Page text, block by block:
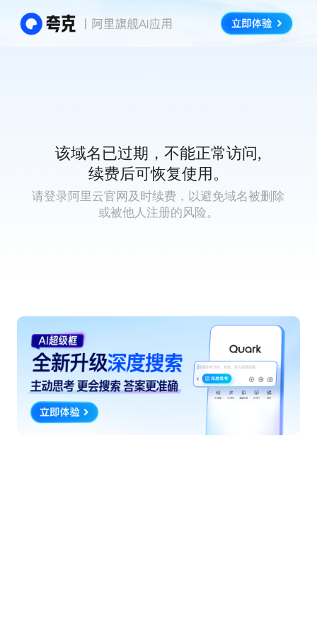
该域名已过期，不能正常访问,
续费后可恢复使用。
请登录阿里云官网及时续费，以避免域名被删除
或被他人注册的风险。